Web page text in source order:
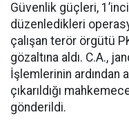
Güvenlik güçleri,
düzenledikleri
çalışan terör örgütü
gözaltına aldı. C.A.,
İşlemlerinin ardından
çıkarıldığı
gönderildi.